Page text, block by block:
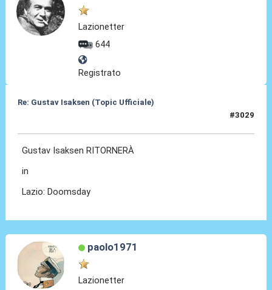
Lazionetter
644
Registrato
Re: Gustav Isaksen (Topic Ufficiale)
#3029
Gustav Isaksen RITORNERÀ
in
Lazio: Doomsday
paolo1971
Lazionetter